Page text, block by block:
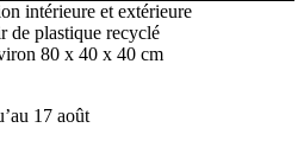
intérieure et extérieure
de plastique recyclé
80 x 40 x 40 cm
17 août